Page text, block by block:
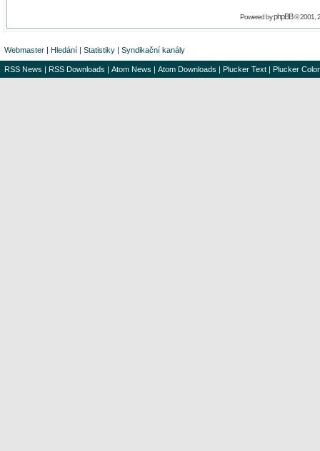
Powered byphpBB© 2001,
Webmaster | Hledání | Statistiky | Syndikační kanály
RSS News | RSS Downloads | Atom News | Atom Downloads | Plucker Text | Plucker Color